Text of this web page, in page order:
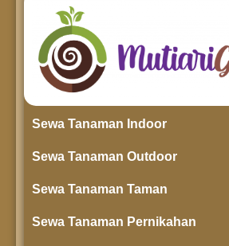
Sewa Tanaman Indoor
Sewa Tanaman Outdoor
Sewa Tanaman Taman
Sewa Tanaman Pernikahan